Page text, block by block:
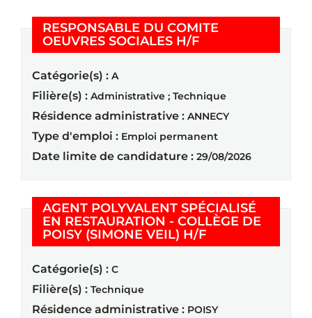
RESPONSABLE DU COMITE
OEUVRES SOCIALES H/F(Nouvelle
Catégorie(s) : A
Filière(s) : Administrative ; Technique
Résidence administrative : ANNECY
Type d'emploi : Emploi permanent
Date limite de candidature : 29/08/2026
AGENT POLYVALENT SPÉCIALISÉ
EN RESTAURATION - COLLÈGE DE
POISY (SIMONE VEIL) H/F(Nouvelle
Catégorie(s) : C
Filière(s) : Technique
Résidence administrative : POISY